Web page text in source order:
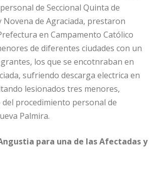
de Seccional Quinta de
Novena de Agraciada, prestaron
en Campamento Católico
de diferentes ciudades con un
los que se encotnraban en
sufriendo descarga electrica en
lesionados tres menores,
procedimiento personal de
Palmira.
para una de las Afectadas y